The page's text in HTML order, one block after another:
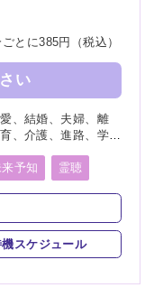
とに385円（税込）
い
、結婚、夫婦、離
、介護、進路、学
霊、相手の気持ち、
命名、改名、ペッ
予知 霊聴
来世 神通力
タコ口寄せ
ーディング
クラ 千里眼
機スケジュール